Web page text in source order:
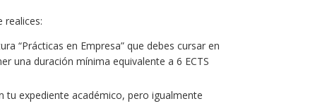
realices:
“Prácticas en Empresa” que debes cursar en
una duración mínima equivalente a 6 ECTS
tu expediente académico, pero igualmente